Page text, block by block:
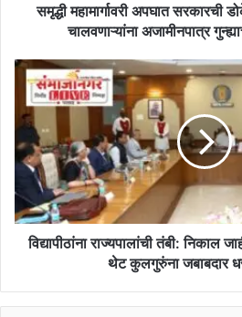
अजामीनपात्र
आणणार
समृद्धी महामार्गावरी अपघात सरकारची
चालवणाऱ्यांना अजामीनपात्र
विद्यापीठांना
राज्यपालांची
तंबी:
निकाल
जाहीर
करण्यास
विलंब
झाल्यास
थेट
कुलगुरुंना
विद्यापीठांना राज्यपालांची तंबी: निकाल
थेट कुलगुरुंना जबाबदार